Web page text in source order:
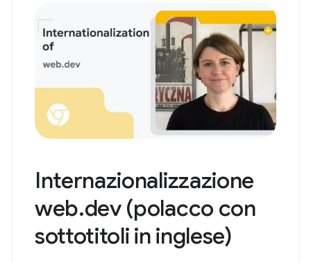
Internazionalizzazione
web.dev (polacco con
sottotitoli in inglese)